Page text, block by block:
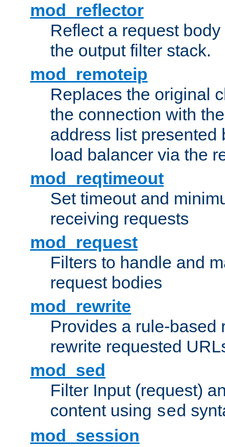
mod_reflector
Reflect a request
the output filter stack.
mod_remoteip
Replaces the original
the connection with
address list presented
load balancer via the
mod_reqtimeout
Set timeout and
receiving requests
mod_request
Filters to handle and
request bodies
mod_rewrite
Provides a rule-based
rewrite requested
mod_sed
Filter Input (request)
content using sed
mod_session